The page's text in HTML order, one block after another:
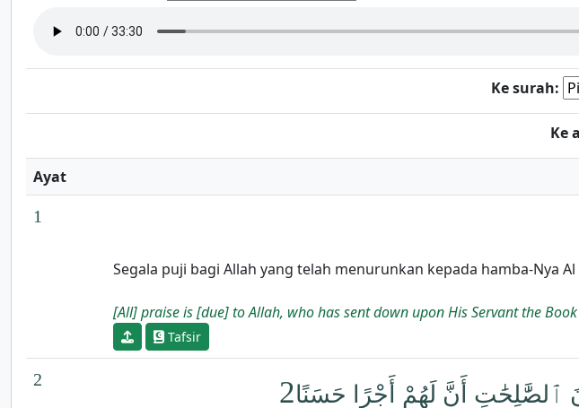
Ke surah:
Ke
Ayat
1
Segala puji bagi Allah yang telah menurunkan kepada hamba-Nya
[All] praise is [due] to Allah, who has sent down upon His Servant the
Tafsir
2
ٱلصَّٰلِحَٰتِ أَنَّ لَهُمْ أَجْرًا حَسَنًا2